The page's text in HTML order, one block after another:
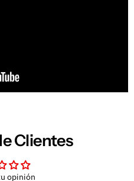
Clientes
opinión